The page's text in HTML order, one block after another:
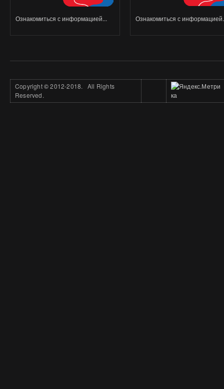
Ознакомиться с информацией... Ознакомиться с
Copyright©2012-2018. All Rights
Reserved.